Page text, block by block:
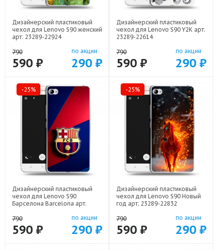
Дизайнерский пластиковый
чехол для Lenovo S90 женский
арт: 23289-22924
790
590 ₽
по акции
290 ₽
Дизайнерский пластиковый
чехол для Lenovo S90 Y2K арт:
23289-22614
790
590 ₽
по акции
290 ₽
-25%
Дизайнерский пластиковый
чехол для Lenovo S90
Барселона Barcelona арт:
790
590 ₽
по акции
290 ₽
-25%
Дизайнерский пластиковый
чехол для Lenovo S90 Новый
год арт: 23289-22832
790
590 ₽
по акции
290 ₽